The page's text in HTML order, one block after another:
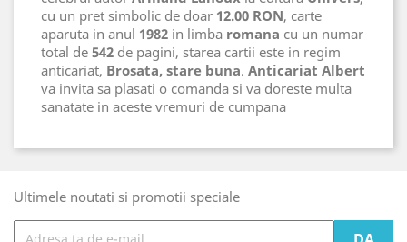
cu un pret simbolic de doar 12.00 RON, carte
aparuta in anul 1982 in limba romana cu un numar
total de 542 de pagini, starea cartii este in regim
anticariat, Brosata, stare buna. Anticariat Albert
va invita sa plasati o comanda si va doreste multa
sanatate in aceste vremuri de cumpana
Ultimele noutati si promotii speciale